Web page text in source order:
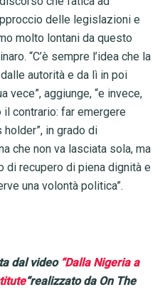
delle legislazioni e
molto lontani da questo
“C’è sempre l’idea che la
autorità e da lì in poi
vece”, aggiunge, “e invece,
contrario: far emergere
in grado di
che non va lasciata sola, ma
di recupero di piena dignità e
una volontà politica”.
dal video “Dalla Nigeria a
“realizzato da On The